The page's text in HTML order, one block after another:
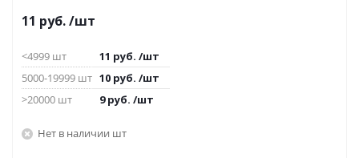
11 руб./шт
<4999 шт 11 руб. /шт
5000-19999 шт 10 руб. /шт
>20000 шт
9руб. /шт
Нет в наличии